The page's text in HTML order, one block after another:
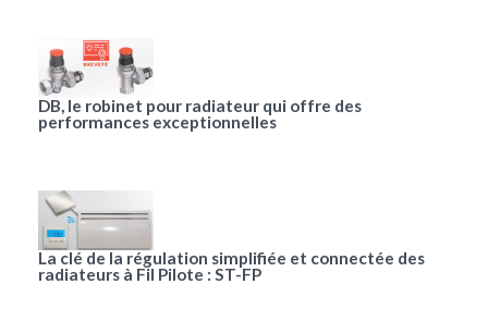
DB, le robinet pour radiateur qui offre des
performances exceptionnelles
La clé de la régulation simplifiée et connectée des
radiateurs à Fil Pilote : ST-FP